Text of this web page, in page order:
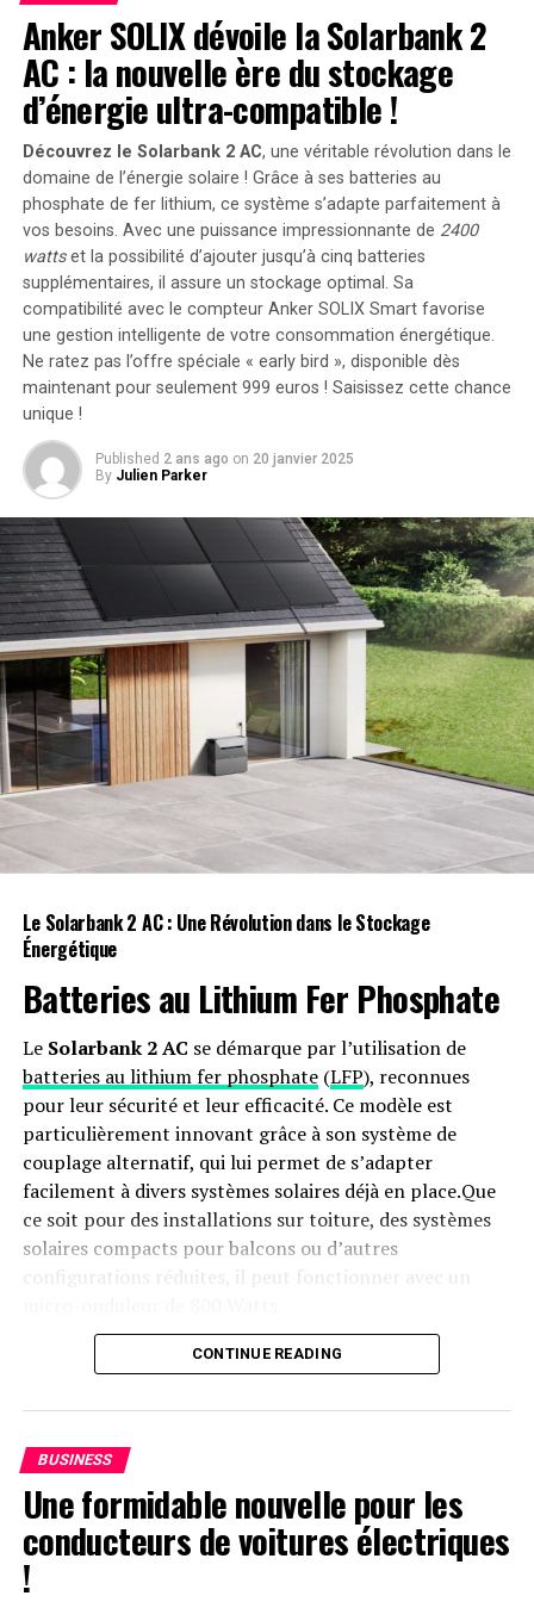
Nigérians.
Il a également encouragé les entraîneurs, le personnel
de soutien et les spectateurs nigérians présents à Paris
à se comporter en véritables ambassadeurs du pays.
Des Jeux Olympiques Inclusifs
Les Jeux Olympiques de Paris 2024 se déroulent du 26
juillet au 11 août 2024, rassemblant 10 714 athlètes
issus de 206 pays, illustrant ainsi l’esprit d’unité et de
compétition mondiale.
RELATED TOPICS: ÉQUIPE NIGERIAISE
JEUX OLYMPIQUES
PARIS 2024
UP NEXT
Podcast Cette Semaine Dans l’Espace : Épisode 121 —
Une Étoile Explosive à Proximité !
DON'T MISS
Tous les secrets à découvrir dans la nouvelle exposition
de Taylor Swift au Victoria and Albert Museum !
Anker SOLIX dévoile la Solarbank 2
AC : la nouvelle ère du stockage
d’énergie ultra-compatible !
Découvrez le Solarbank 2 AC, une véritable révolution dans le
domaine de l’énergie solaire ! Grâce à ses batteries au
phosphate de fer lithium, ce système s’adapte parfaitement à
vos besoins. Avec une puissance impressionnante de 2400
wattset la possibilité d’ajouter jusqu’à cinq batteries
supplémentaires, il assure un stockage optimal. Sa
compatibilité avec le compteur Anker SOLIX Smart favorise
une gestion intelligente de votre consommation énergétique.
Ne ratez pas l’offre spéciale « early bird », disponible dès
maintenant pour seulement 999 euros ! Saisissez cette chance
unique !
Published 2 ans ago on 20 janvier 2025
By Julien Parker
Le Solarbank 2 AC : Une Révolution dans le Stockage
Énergétique
Batteries au Lithium Fer Phosphate
Le Solarbank 2 AC se démarque par l’utilisation de
batteries au lithium fer phosphate(LFP), reconnues
pour leur sécurité et leur efficacité. Ce modèle est
particulièrement innovant grâce à son système de
couplage alternatif, qui lui permet de s’adapter
facilement à divers systèmes solaires déjà en place.Que
ce soit pour des installations sur toiture, des systèmes
solaires compacts pour balcons ou d’autres
configurations réduites, il peut fonctionner avec un
Capacité et flexibilité Énergétique
Avec une capacité maximale d’injection dans le réseau
domestique atteignant 1200 watts,le Solarbank 2 AC
peut être associé à deux régulateurs solaires MPPT. Cela
ouvre la possibilité d’ajouter jusqu’à 1200 watts
supplémentaires via des panneaux solaires additionnels,
portant ainsi la puissance totale à un impressionnant
2400 watts
CONTINUE READING
BUSINESS
Une formidable nouvelle pour les
conducteurs de voitures électriques
!